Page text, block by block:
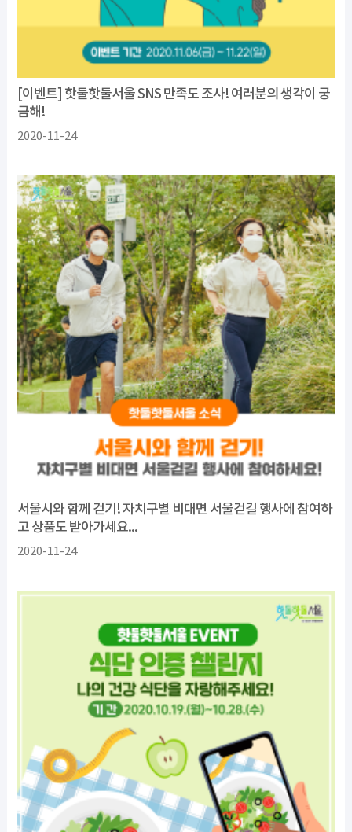
[이벤트] 핫둘핫둘서울 SNS 만족도 조사! 여러분의 생각이 궁
금해!
2020-11-24
서울시와 함께 걷기! 자치구별 비대면 서울걷길 행사에 참여하
고 상품도 받아가세요...
2020-11-24